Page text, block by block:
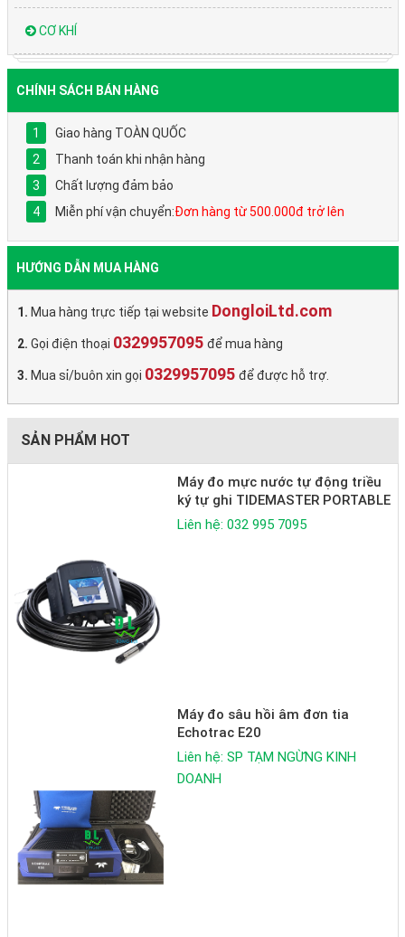
CƠ KHÍ
CHÍNH SÁCH BÁN HÀNG
Giao hàng TOÀN QUỐC
Thanh toán khi nhận hàng
Chất lượng đảm bảo
Miễn phí vận chuyển:Đơn hàng từ 500.000đ trở lên
HƯỚNG DẪN MUA HÀNG
Mua hàng trực tiếp tại website DongloiLtd.com
Gọi điện thoại 0329957095 để mua hàng
Mua sỉ/buôn xin gọi 0329957095 để được hỗ trợ.
SẢN PHẨM HOT
Máy đo mực nước tự động triều
ký tự ghi TIDEMASTER PORTABLE
Liên hệ: 032 995 7095
Máy đo sâu hồi âm đơn tia
Echotrac E20
Liên hệ: SP TẠM NGỪNG KINH
DOANH